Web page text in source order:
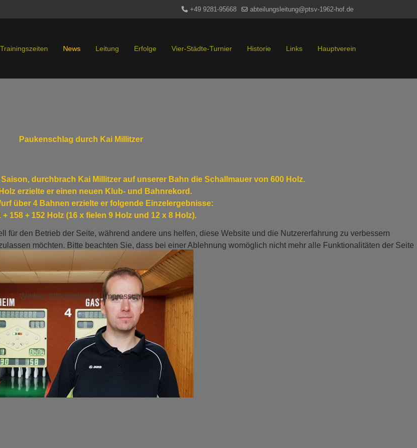
+49 9281-95668 abteilungsleitung@ptsv-1962-hof.de
Trainingszeiten News Leitung Erfolge Vier-Städte-Turnier Historie Links Hauptverein
Paukenschlag durch Kai Millitzer
durchbrach Kai Millitzer auf unserer Bahn die Schallmauer von 600 Holz.
erzielte er einen neuen Klub- und Bahnrekord.
über 4 Bahnen erzielte er folgende Einzelergebnisse:
+ 158 + 152 Holz (16 x fielen 9 Holz und 12 x 8 Holz).
den Betrieb der Seite, während andere uns helfen, diese Website und die Nutzererfahrung zu verbessern
möchten. Bitte beachten Sie, dass bei einer Ablehnung womöglich nicht mehr alle Funktionalitäten der Seite
Weitere Informationen| Impressum